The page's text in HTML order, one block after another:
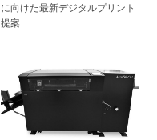
に向けた最新デジタルプリント
提案